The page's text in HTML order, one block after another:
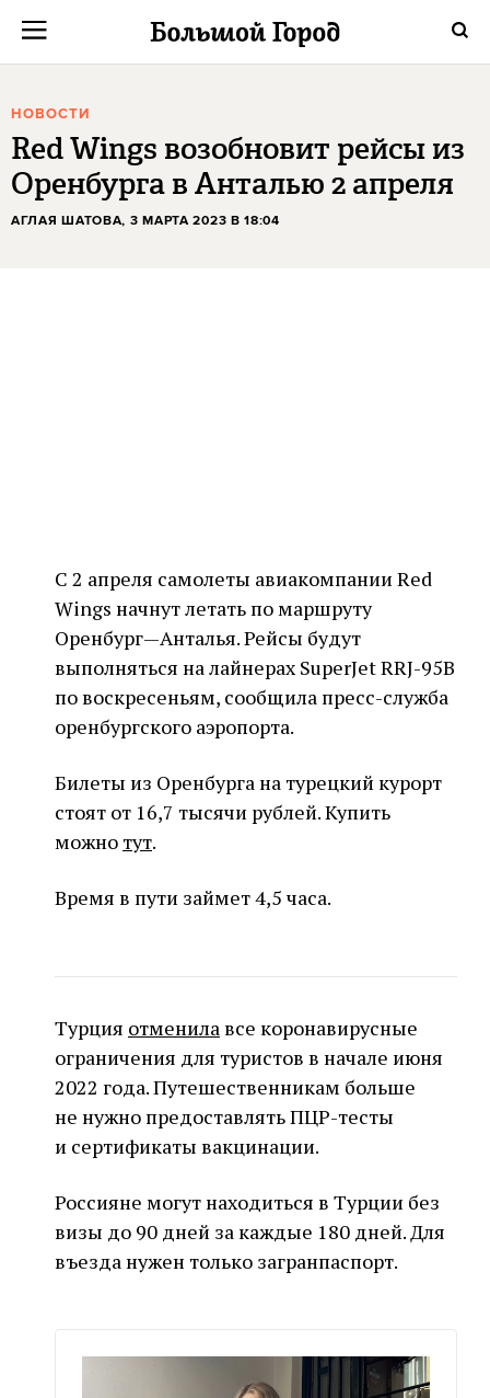
НОВОСТИ
Red Wings возобновит рейсы из
Оренбурга в Анталью 2 апреля
АГЛАЯ ШАТОВА, 3 МАРТА 2023 В 18:04
С 2 апреля самолеты авиакомпании Red
Wings начнут летать по маршруту
Оренбург—Анталья. Рейсы будут
выполняться на лайнерах SuperJet RRJ-95B
по воскресеньям, сообщила пресс-служба
оренбургского аэропорта.
Билеты из Оренбурга на турецкий курорт
стоят от 16,7 тысячи рублей. Купить
можнотут.
Время в пути займет 4,5 часа.
Турция отменилавсе коронавирусные
ограничения для туристов в начале июня
2022 года. Путешественникам больше
не нужно предоставлять ПЦР-тесты
и сертификаты вакцинации.
Россияне могут находиться в Турции без
визы до 90 дней за каждые 180 дней. Для
въезда нужен только загранпаспорт.